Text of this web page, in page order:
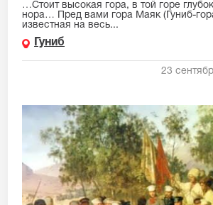
…Стоит высокая гора, в той горе
нора… Пред вами гора Маяк (Гуниб-
известная на весь...
Гуниб
23